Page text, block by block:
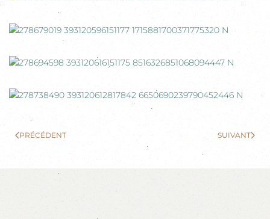
PRÉCÉDENT SUIVANT